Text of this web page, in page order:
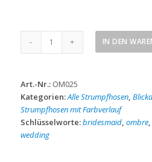
Türkis-
IN DEN
Art.-Nr.: OM025
Kategorien:Alle Strumpfhosen,
Strumpfhosen mit Farbverlauf
Schlüsselworte:bridesmaid, ombre,
wedding